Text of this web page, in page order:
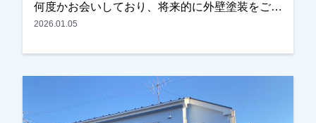
何度かお会いしており、将来的に外壁塗装をご検
討されているとのお話をいただいておりました。
しいとのご相談をいただきました。現地調査を行
ったところ、・外壁の目地（コーキング）の劣
化・屋根塗膜の劣化が見られたため、外壁塗装と
2026.01.05